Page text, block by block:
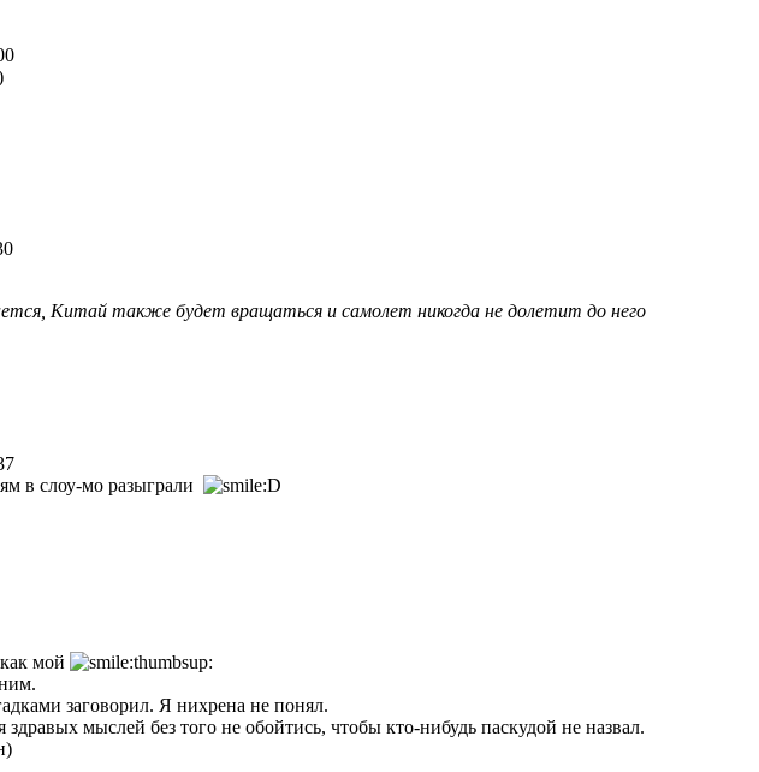
Китай также будет вращаться и самолет никогда не долетит до него
в слоу-мо разыграли
мой
заговорил. Я нихрена не понял.
здравых мыслей без того не обойтись, чтобы кто-нибудь паскудой не назвал.